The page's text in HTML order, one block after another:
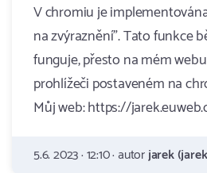
V chromiu je
na zvýraznění". Tato funkce
funguje, přesto na mém
prohlížeči postaveném na
Můj web: https://
5.6. 2023 · 12:10 · autorjarek